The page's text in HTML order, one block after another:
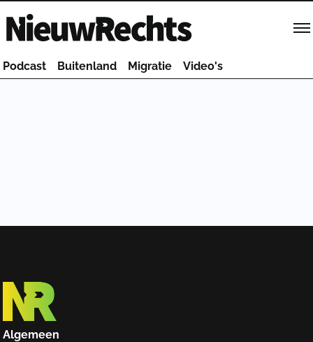
Homepage van NieuwRechts
Podcast Buitenland Migratie Video's
Algemeen